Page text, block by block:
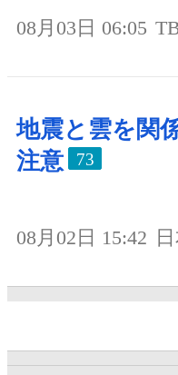
08月03日 06:05
地震と雲を関
注意
73
08月02日 15:42